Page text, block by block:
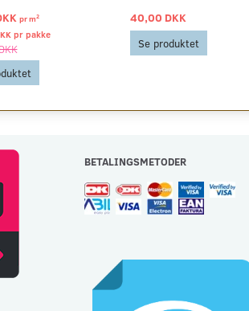
prm2
prpakke
40,00 DKK
Se produktet
BETALINGSMETODER